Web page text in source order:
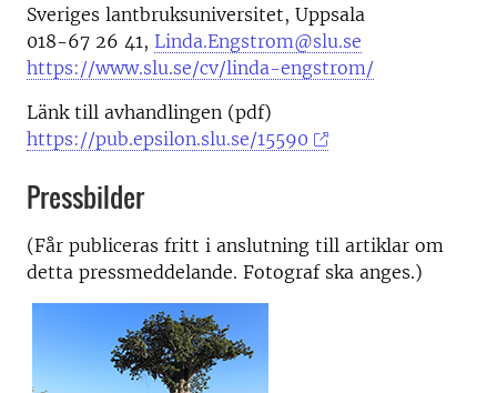
Sveriges lantbruksuniversitet, Uppsala
018-67 26 41, Linda.Engstrom@slu.se
https://www.slu.se/cv/linda-engstrom/
Länk till avhandlingen (pdf)
https://pub.epsilon.slu.se/15590
Pressbilder
(Får publiceras fritt i anslutning till artiklar om
detta pressmeddelande. Fotograf ska anges.)